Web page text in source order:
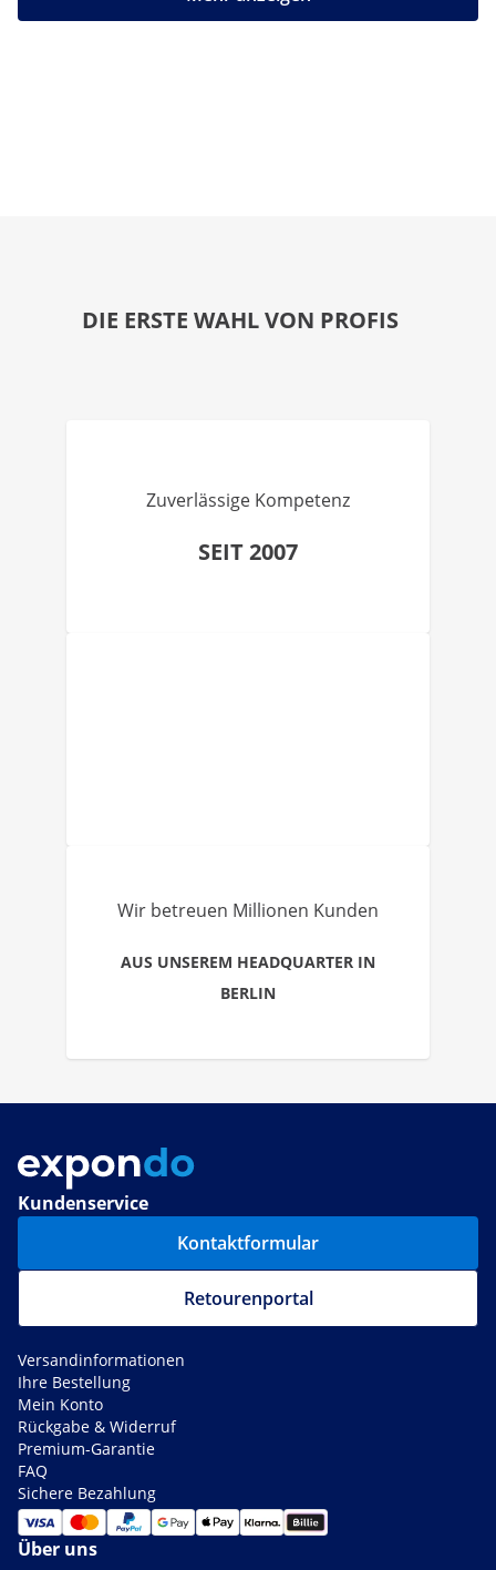
DIE ERSTE WAHL VON PROFIS
Zuverlässige Kompetenz
SEIT 2007
Wir betreuen Millionen Kunden
AUS UNSEREM HEADQUARTER IN
BERLIN
Kundenservice
Kontaktformular
Retourenportal
Versandinformationen
Ihre Bestellung
Mein Konto
Rückgabe & Widerruf
Premium-Garantie
FAQ
Sichere Bezahlung
Über uns